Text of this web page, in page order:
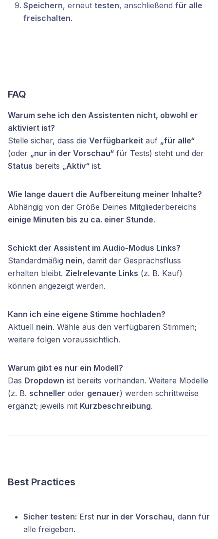
Speichern, erneut testen, anschließend für alle
freischalten.
FAQ
Warum sehe ich den Assistenten nicht, obwohl er
aktiviert ist?
Stelle sicher, dass die Verfügbarkeit auf „für alle“
(oder „nur in der Vorschau“ für Tests) steht und der
Status bereits „Aktiv“ ist.
Wie lange dauert die Aufbereitung meiner Inhalte?
Abhängig von der Größe Deines Mitgliederbereichs
einige Minuten bis zu ca. einer Stunde.
Schickt der Assistent im Audio‑Modus Links?
Standardmäßig nein, damit der Gesprächsfluss
erhalten bleibt. Zielrelevante Links (z. B. Kauf)
können angezeigt werden.
Kann ich eine eigene Stimme hochladen?
Aktuell nein. Wähle aus den verfügbaren Stimmen;
weitere folgen voraussichtlich.
Warum gibt es nur ein Modell?
Das Dropdown ist bereits vorhanden. Weitere Modelle
(z. B. schneller oder genauer) werden schrittweise
ergänzt; jeweils mit Kurzbeschreibung.
Best Practices
Sicher testen: Erst nur in der Vorschau, dann für
alle freigeben.